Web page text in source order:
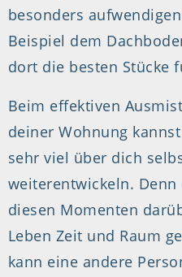
besonders
Beispiel dem
dort die besten Stücke
Beim effektiven
deiner Wohnung
sehr viel über dich
weiterentwickeln.
diesen Momenten
Leben Zeit und Raum
kann eine andere